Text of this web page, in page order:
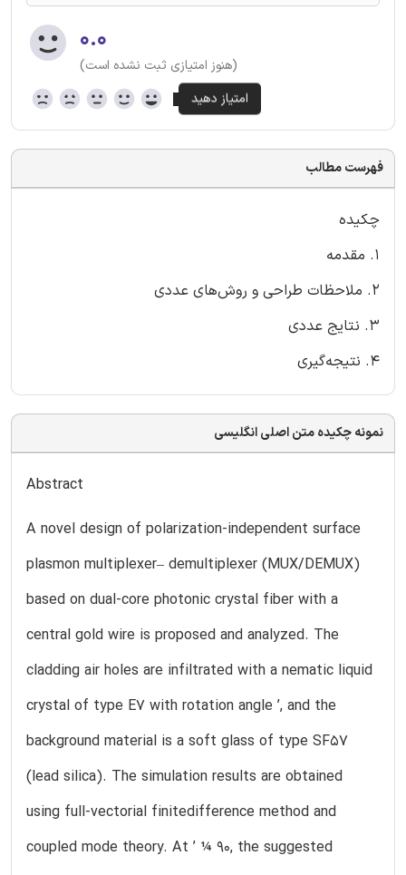
۰.۰
(هنوز امتیازی ثبت نشده است)
فهرست مطالب
چکیده
1. مقدمه
2. ملاحظات طراحی و روش‌های عددی
3. نتایج عددی
4. نتیجه‌گیری
نمونه چکیده متن اصلی انگلیسی
Abstract
A novel design of polarization-independent surface
plasmon multiplexer– demultiplexer (MUX/DEMUX)
based on dual-core photonic crystal fiber with a
central gold wire is proposed and analyzed. The
cladding air holes are infiltrated with a nematic liquid
crystal of type E7 with rotation angle ’, and the
background material is a soft glass of type SF57
(lead silica). The simulation results are obtained
using full-vectorial finitedifference method and
coupled mode theory. At ’ ¼ 90, the suggested